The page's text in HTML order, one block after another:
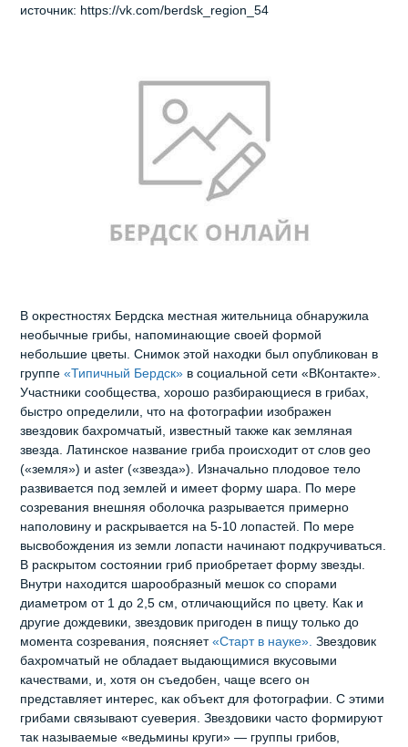
источник: https://vk.com/berdsk_region_54
В окрестностях Бердска местная жительница обнаружила
необычные грибы, напоминающие своей формой
небольшие цветы. Снимок этой находки был опубликован в
группе«Типичный Бердск» в социальной сети «ВКонтакте».
Участники сообщества, хорошо разбирающиеся в грибах,
быстро определили, что на фотографии изображен
звездовик бахромчатый, известный также как земляная
звезда. Латинское название гриба происходит от слов geo
(«земля») и aster («звезда»). Изначально плодовое тело
развивается под землей и имеет форму шара. По мере
созревания внешняя оболочка разрывается примерно
наполовину и раскрывается на 5-10 лопастей. По мере
высвобождения из земли лопасти начинают подкручиваться.
В раскрытом состоянии гриб приобретает форму звезды.
Внутри находится шарообразный мешок со спорами
диаметром от 1 до 2,5 см, отличающийся по цвету. Как и
другие дождевики, звездовик пригоден в пищу только до
момента созревания, поясняет«Старт в науке». Звездовик
бахромчатый не обладает выдающимися вкусовыми
качествами, и, хотя он съедобен, чаще всего он
представляет интерес, как объект для фотографии. С этими
грибами связывают суеверия. Звездовики часто формируют
так называемые «ведьмины круги» — группы грибов,